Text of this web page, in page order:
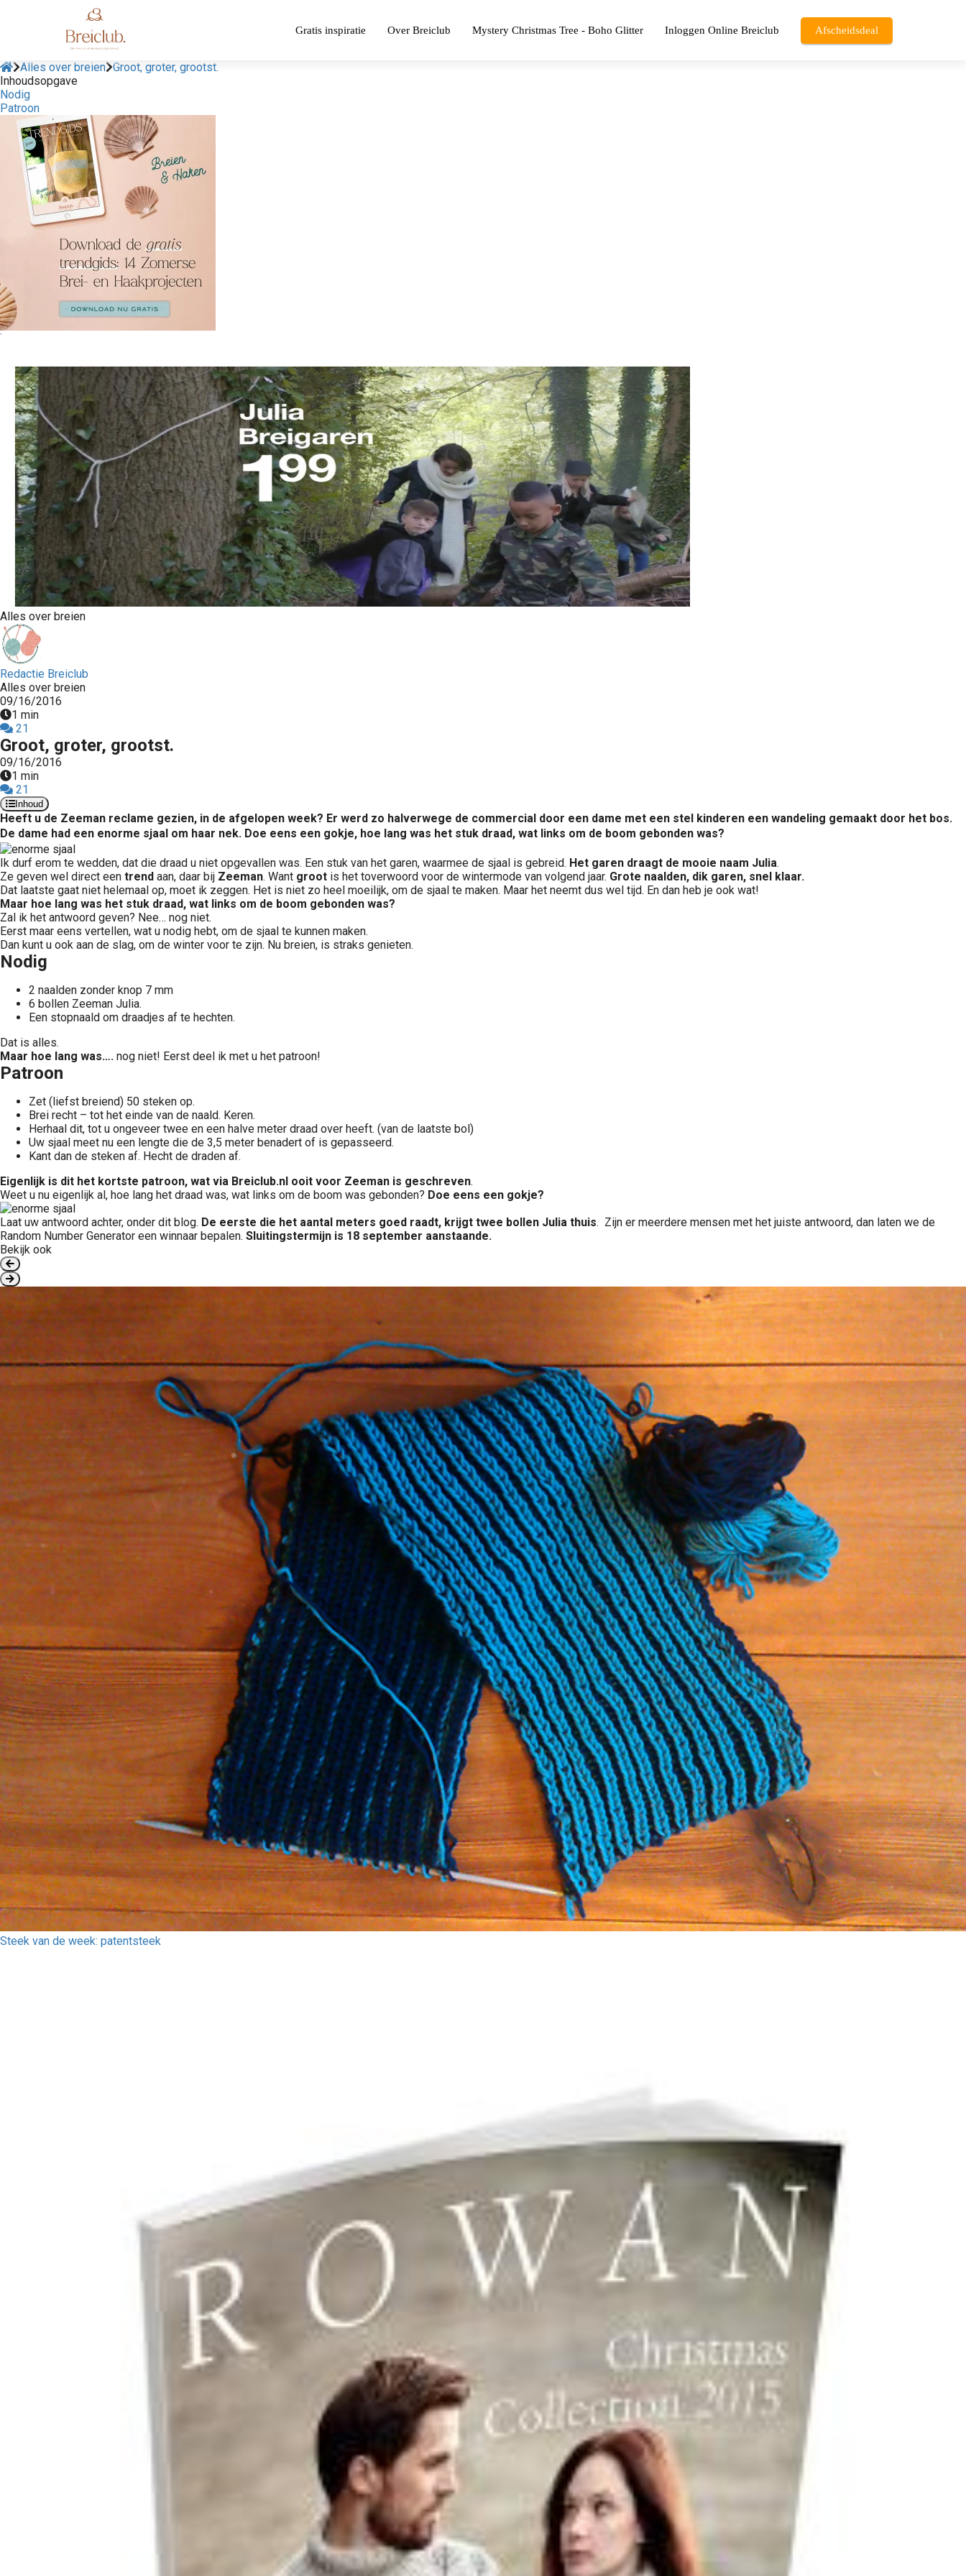
Gratis inspiratie Over Breiclub Mystery Christmas Tree - Boho Glitter Inloggen Online Breiclub Afscheidsdeal
Alles over breien Groot, groter, grootst.
Inhoudsopgave
Nodig
Patroon
Alles over breien
Redactie Breiclub
Alles over breien
09/16/2016
1 min
21
Groot, groter, grootst.
09/16/2016
1 min
21
Inhoud
Heeft u de Zeeman reclame gezien, in de afgelopen week? Er werd zo halverwege de commercial door een dame met een stel kinderen een wandeling gemaakt door het bos.
De dame had een enorme sjaal om haar nek. Doe eens een gokje, hoe lang was het stuk draad, wat links om de boom gebonden was?
Ik durf erom te wedden, dat die draad u niet opgevallen was. Een stuk van het garen, waarmee de sjaal is gebreid. Het garen draagt de mooie naam Julia.
Ze geven wel direct een trend aan, daar bij Zeeman. Want groot is het toverwoord voor de wintermode van volgend jaar. Grote naalden, dik garen, snel klaar.
Dat laatste gaat niet helemaal op, moet ik zeggen. Het is niet zo heel moeilijk, om de sjaal te maken. Maar het neemt dus wel tijd. En dan heb je ook wat!
Maar hoe lang was het stuk draad, wat links om de boom gebonden was?
Zal ik het antwoord geven? Nee… nog niet.
Eerst maar eens vertellen, wat u nodig hebt, om de sjaal te kunnen maken.
Dan kunt u ook aan de slag, om de winter voor te zijn. Nu breien, is straks genieten.
Nodig
2 naalden zonder knop 7 mm
6 bollen Zeeman Julia.
Een stopnaald om draadjes af te hechten.
Dat is alles.
Maar hoe lang was…. nog niet! Eerst deel ik met u het patroon!
Patroon
Zet (liefst breiend) 50 steken op.
Brei recht – tot het einde van de naald. Keren.
Herhaal dit, tot u ongeveer twee en een halve meter draad over heeft. (van de laatste bol)
Uw sjaal meet nu een lengte die de 3,5 meter benadert of is gepasseerd.
Kant dan de steken af. Hecht de draden af.
Eigenlijk is dit het kortste patroon, wat via Breiclub.nl ooit voor Zeeman is geschreven.
Weet u nu eigenlijk al, hoe lang het draad was, wat links om de boom was gebonden? Doe eens een gokje?
Laat uw antwoord achter, onder dit blog. De eerste die het aantal meters goed raadt, krijgt twee bollen Julia thuis. Zijn er meerdere mensen met het juiste antwoord, dan laten we de
Random Number Generator een winnaar bepalen. Sluitingstermijn is 18 september aanstaande.
Bekijk ook
Steek van de week: patentsteek